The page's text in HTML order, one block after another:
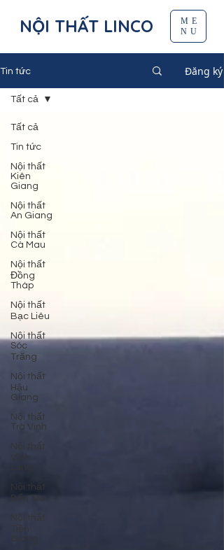
NỘI THẤT LINCO
ME
NU
Tin tức Đăng ký
Tất cả
Tin tức
Nội thất
Kiên
Giang
Nội thất
An Giang
Nội thất
Cà Mau
Nội thất
Đồng
Tháp
Nội thất
Bạc Liêu
Nội thất
Sóc
Trăng
Nội thất
Hậu
Giang
Nội thất
Trà Vinh
Nội thất
Vĩnh
Nội thất
Tiền
Giang
Tất cả